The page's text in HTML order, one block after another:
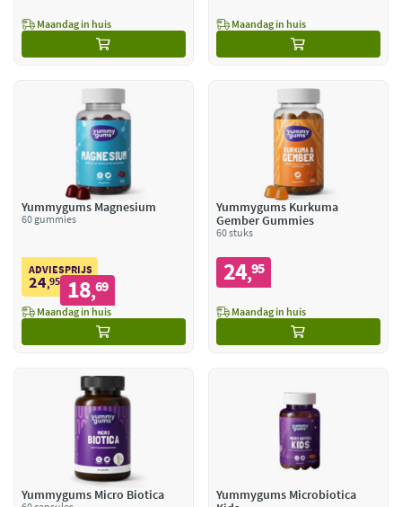
Maandag in huis Maandag in huis
Yummygums Magnesium
60 gummies
ADVIESPRIJS
24,95 18,69
Maandag in huis
Yummygums Kurkuma
Gember Gummies
60 stuks
24,95
Maandag in huis
Yummygums Micro Biotica
Yummygums Microbiotica